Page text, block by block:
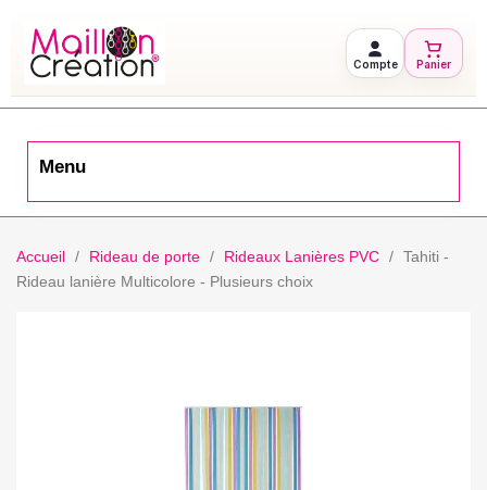
Compte Panier
Menu
Accueil Rideau de porte Rideaux Lanières PVC
Tahiti -
Rideau lanière Multicolore - Plusieurs choix